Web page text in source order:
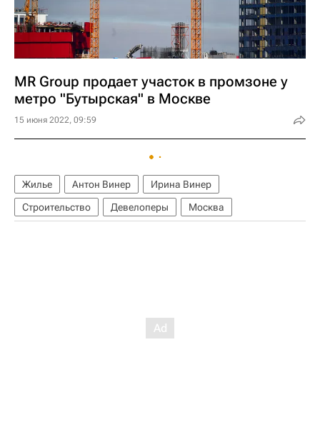
MR Group продает участок в промзоне у
метро "Бутырская" в Москве
15 июня 2022, 09:59
Жилье Антон Винер
Ирина Винер
Строительство
Девелоперы Москва